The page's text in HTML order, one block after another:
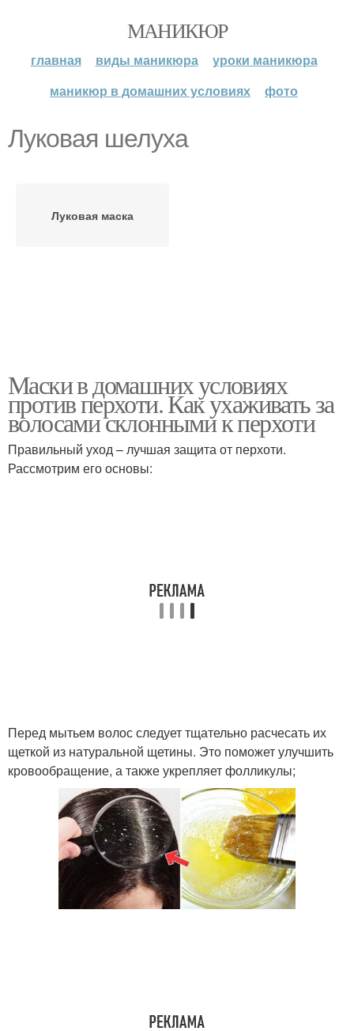
МАНИКЮР
главная виды маникюра
уроки маникюра
маникюр в домашних условиях
фото
Луковая шелуха
Луковая маска
Маски в домашних условиях
против перхоти. Как ухаживать за
волосами склонными к перхоти
Правильный уход – лучшая защита от перхоти.
Рассмотрим его основы:
Перед мытьем волос следует тщательно расчесать их
щеткой из натуральной щетины. Это поможет улучшить
кровообращение, а также укрепляет фолликулы;